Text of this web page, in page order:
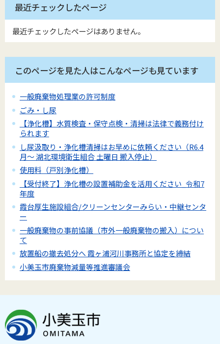
最近チェックしたページ
最近チェックしたページはありません。
このページを見た人はこんなページも見ています
一般廃棄物処理業の許可制度
ごみ・し尿
【浄化槽】水質検査・保守点検・清掃は法律で義務付け
られます
し尿汲取り・浄化槽清掃はお早めに依頼ください（R6.4
月～ 湖北環境衛生組合 土曜日 搬入停止）
使用料（戸別浄化槽）
【受付終了】浄化槽の設置補助金を活用ください_令和7
年度
霞台厚生施設組合/クリーンセンターみらい・中継センタ
ー
一般廃棄物の事前協議（市外一般廃棄物の搬入）につい
て
放置船の撤去処分へ 霞ヶ浦河川事務所と協定を締結
小美玉市廃棄物減量等推進審議会